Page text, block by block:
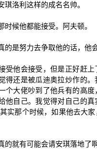
琪洛利这样的成名名帅。
时候他都能接受。阿夫顿。
的是努力去争取他的话，他
受他会接受，但是正好赶
得还是被瓜迪奥拉炒作的
个大佬吵到了他兵有的高
他自己。我觉得对自己的真
实那个时候，如果他去大
的就有可能会请安琪落地了啊